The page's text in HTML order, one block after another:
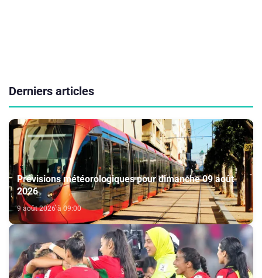
Derniers articles
Prévisions météorologiques pour dimanche 09 août
2026
9 août 2026 à 09:00